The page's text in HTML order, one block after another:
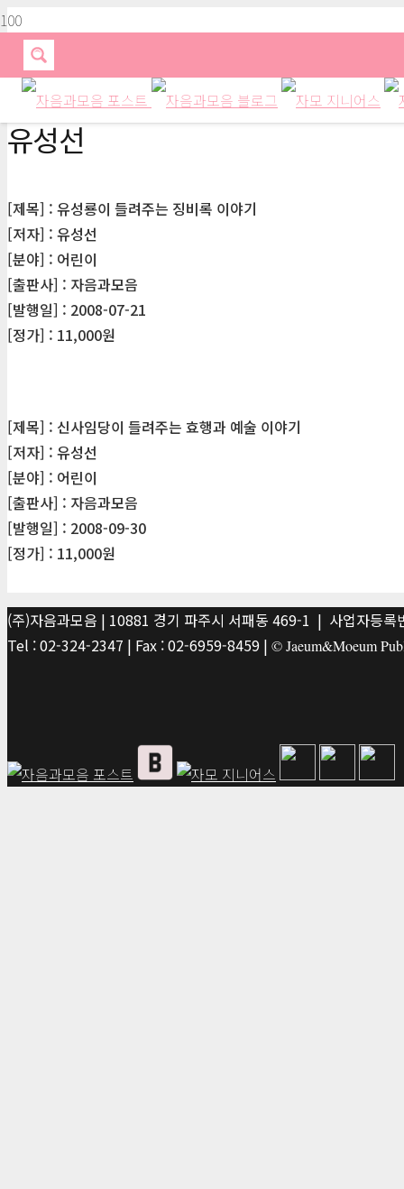
유성선
[제목] : 유성룡이 들려주는 징비록 이야기
[저자] : 유성선
[분야] : 어린이
[출판사] : 자음과모음
[발행일] : 2008-07-21
[정가] : 11,000원
[제목] : 신사임당이 들려주는 효행과 예술 이야기
[저자] : 유성선
[분야] : 어린이
[출판사] : 자음과모음
[발행일] : 2008-09-30
[정가] : 11,000원
(주)자음과모음 | 10881 경기 파주시 서패동 469-1 | 사업자등
Tel : 02-324-2347 | Fax : 02-6959-8459 | © Jaeum&Moeum